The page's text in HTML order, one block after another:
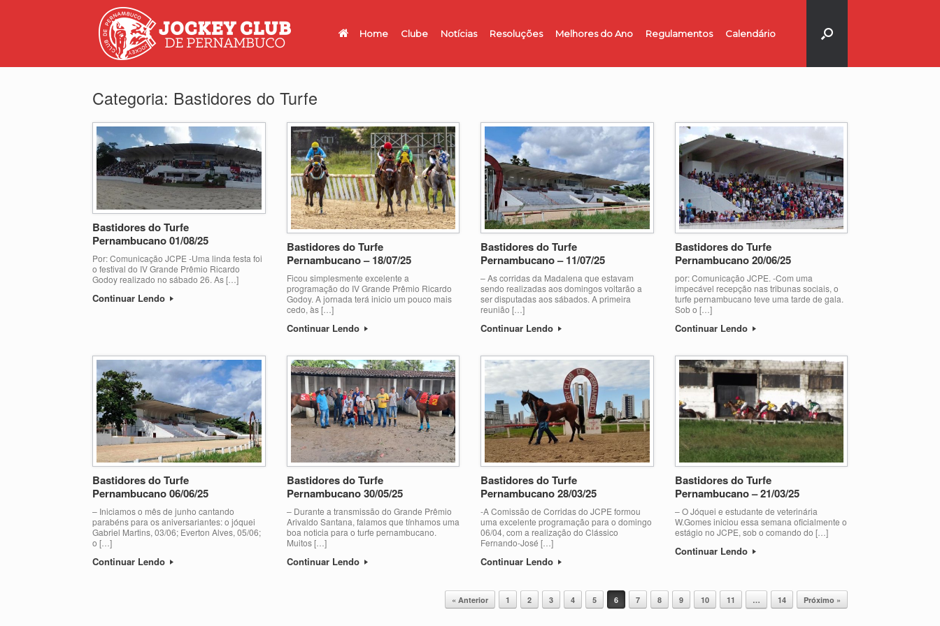
Home Clube Notícias Resoluções Melhores do Ano Regulamentos Calendário
Categoria: Bastidores do Turfe
Bastidores do Turfe
Pernambucano 01/08/25
Por: Comunicação JCPE -Uma linda festa foi
o festival do IV Grande Prêmio Ricardo
Godoy realizado no sábado 26. As […]
Continuar Lendo
Bastidores do Turfe
Pernambucano – 18/07/25
Ficou simplesmente excelente a
programação do IV Grande Prêmio Ricardo
Godoy. A jornada terá inicio um pouco mais
cedo, às […]
Continuar Lendo
Bastidores do Turfe
Pernambucano – 11/07/25
– As corridas da Madalena que estavam
sendo realizadas aos domingos voltarão a
ser disputadas aos sábados. A primeira
reunião […]
Continuar Lendo
Bastidores do Turfe
Pernambucano 20/06/25
por: Comunicação JCPE. -Com uma
impecável recepção nas tribunas sociais, o
turfe pernambucano teve uma tarde de gala.
Sob o […]
Continuar Lendo
Bastidores do Turfe
Pernambucano 06/06/25
– Iniciamos o mês de junho cantando
parabéns para os aniversariantes: o jóquei
Gabriel Martins, 03/06; Everton Alves, 05/06;
o […]
Continuar Lendo
Bastidores do Turfe
Pernambucano 30/05/25
– Durante a transmissão do Grande Prêmio
Arivaldo Santana, falamos que tínhamos uma
boa noticia para o turfe pernambucano.
Muitos […]
Continuar Lendo
Bastidores do Turfe
Pernambucano 28/03/25
-A Comissão de Corridas do JCPE formou
uma excelente programação para o domingo
06/04, com a realização do Clássico
Fernando-José […]
Continuar Lendo
Bastidores do Turfe
Pernambucano – 21/03/25
– O Jóquei e estudante de veterinária
W.Gomes iniciou essa semana oficialmente o
estágio no JCPE, sob o comando do […]
Continuar Lendo
« Anterior 1 2 3 4 5 6 7 8 9 10 11 … 14 Próximo »